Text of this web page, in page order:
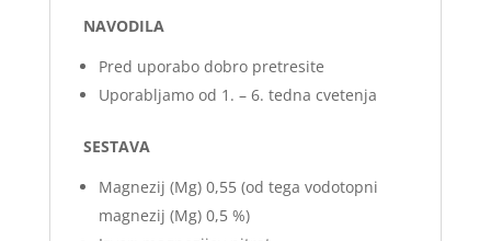
NAVODILA
Pred uporabo dobro pretresite
Uporabljamo od 1. – 6. tedna cvetenja
SESTAVA
Magnezij (Mg) 0,55 (od tega vodotopni
magnezij (Mg) 0,5 %)